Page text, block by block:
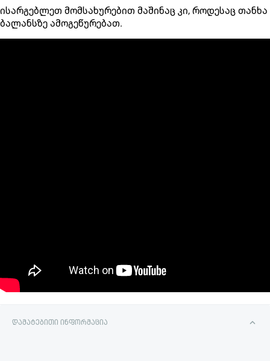
ისარგებლეთ მომსახურებით მაშინაც კი, როდესაც თანხა
ბალანსზე ამოგეწურებათ.
დამატებითი ინფორმაცია